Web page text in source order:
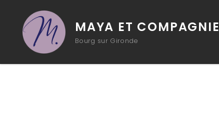
MAYA ET COMPAGNIE
Bourg sur Gironde